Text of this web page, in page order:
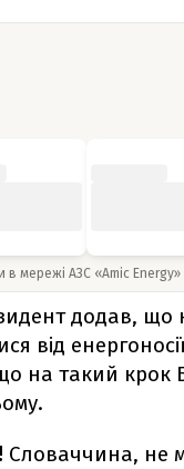
в мережі АЗС «Amic
додав, що
від
на такий крок
Словаччина, не